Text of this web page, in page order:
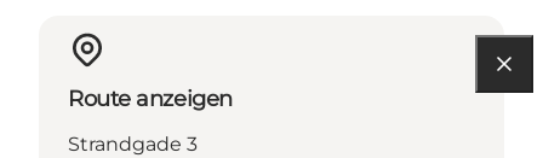
Route anzeigen
Strandgade 3